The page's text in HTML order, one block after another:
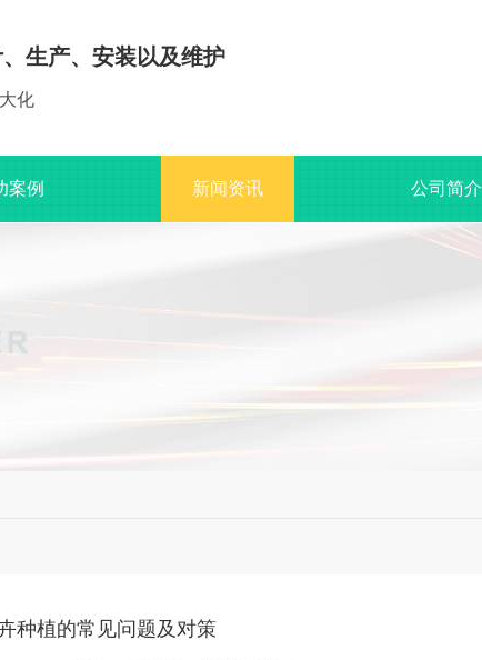
生产、安装以及维护
化
案例 新闻资讯 公司简介
种植的常见问题及对策